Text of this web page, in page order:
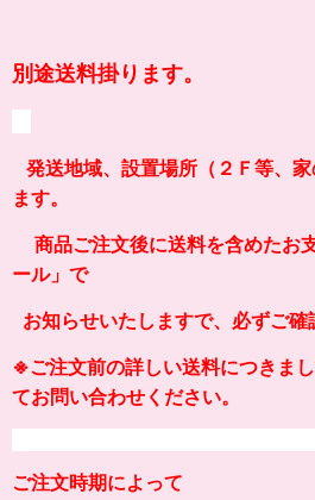
別途送料掛ります。
発送地域、設置場所（２Ｆ等、家
ます。
商品ご注文後に送料を含めたお
ール」で
お知らせいたしますで、必ずご確
※ご注文前の詳しい送料につきま
てお問い合わせください。
ご注文時期によって